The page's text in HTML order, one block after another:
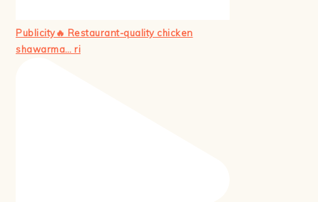
Publicity🔥 Restaurant-quality chicken
shawarma… ri